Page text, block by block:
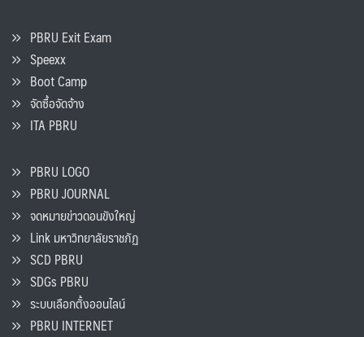
PBRU Exit Exam
Speexx
Boot Camp
จัดซื้อจัดจ้าง
ITA PBRU
PBRU LOGO
PBRU JOURNAL
จดหมายข่าวดอนขังใหญ่
Link มหาวิทยาลัยราชภัฏ
SCD PBRU
SDGs PBRU
ระบบเลือกตั้งออนไลน์
PBRU INTERNET